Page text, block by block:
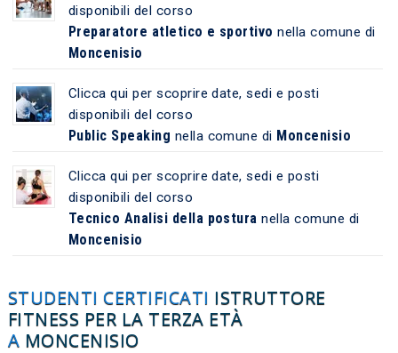
disponibili del corso
Preparatore atletico e sportivo nella comune di
Moncenisio
Clicca qui per scoprire date, sedi e posti
disponibili del corso
Public Speaking nella comune di Moncenisio
Clicca qui per scoprire date, sedi e posti
disponibili del corso
Tecnico Analisi della postura nella comune di
Moncenisio
STUDENTI CERTIFICATI ISTRUTTORE
FITNESS PER LA TERZA ETÀ
A MONCENISIO